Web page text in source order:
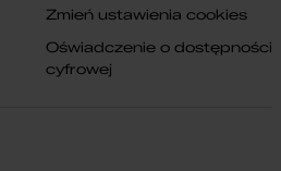
Zmień ustawienia cookies
Oświadczenie o dostępności
cyfrowej